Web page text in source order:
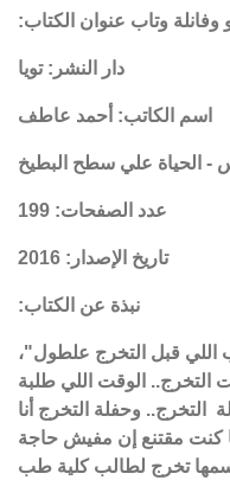
وفانلة وتاب عنوان الكتاب:
دار النشر: تويا
اسم الكاتب: أحمد عاطف
- الحياة علي سطح البطيخ
عدد الصفحات: 199
تاريخ الإصدار: 2016
نبذة عن الكتاب:
اللي قبل التخرج علطول"،
التخرج.. الوقت اللي طلبة
التخرج.. وحفلة التخرج أنا
مقتنع إن مفيش حاجة
تخرج لطالب كلية طب